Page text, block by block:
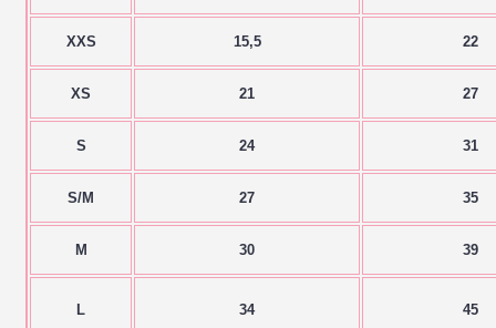
XXS 15,5 22
XS 21 27
S 24 31
S/M 27 35
M 30 39
L 34 45